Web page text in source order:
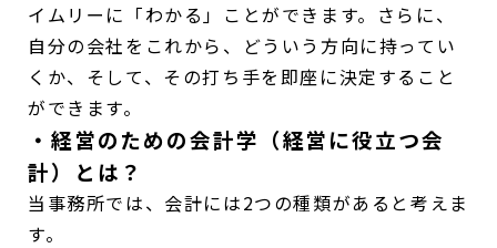
イムリーに「わかる」ことができます。さらに、
自分の会社をこれから、どういう方向に持ってい
くか、そして、その打ち手を即座に決定すること
ができます。
・経営のための会計学（経営に役立つ会
計）とは？
当事務所では、会計には2つの種類があると考えま
す。